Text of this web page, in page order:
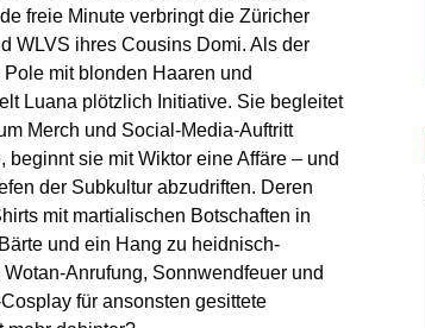
freie Minute verbringt die Züricher
WLVS ihres Cousins Domi. Als der
mit blonden Haaren und
Luana plötzlich Initiative. Sie begleitet
Merch und Social-Media-Auftritt
sie mit Wiktor eine Affäre – und
der Subkultur abzudriften. Deren
mit martialischen Botschaften in
und ein Hang zu heidnisch-
Anrufung, Sonnwendfeuer und
für ansonsten gesittete